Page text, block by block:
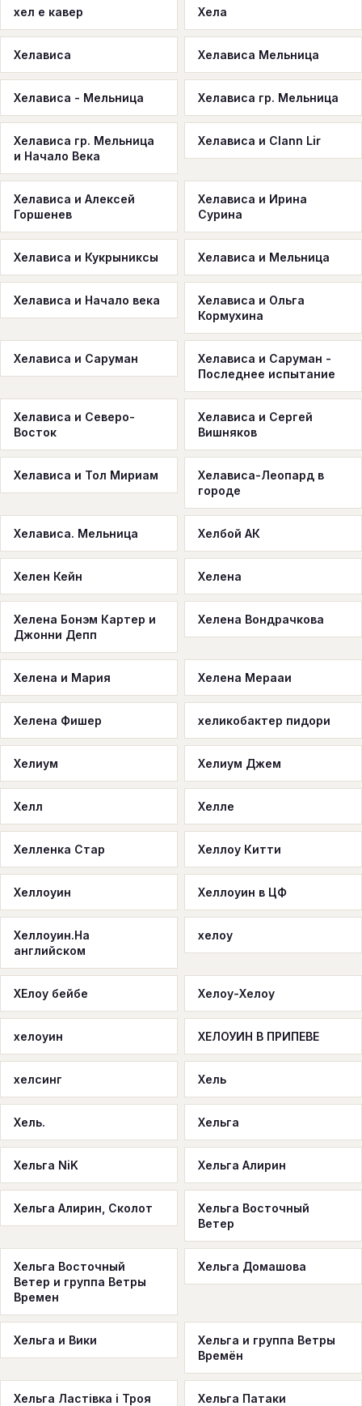
хел е кавер Хела
Хелависа Хелависа Мельница
Хелависа - Мельница Хелависа гр. Мельница
Хелависа гр. Мельница
и Начало Века
Хелависа и Clann Lir
Хелависа и Алексей
Горшенев
Хелависа и Ирина
Сурина
Хелависа и Кукрыниксы Хелависа и Мельница
Хелависа и Начало века
Хелависа и Ольга
Кормухина
Хелависа и Саруман
Хелависа и Саруман -
Последнее испытание
Хелависа и Северо-
Восток
Хелависа и Сергей
Вишняков
Хелависа и Тол Мириам
Хелависа-Леопард в
городе
Хелависа. Мельница Хелбой АК
Хелен Кейн Хелена
Хелена Бонэм Картер и
Джонни Депп
Хелена Вондрачкова
Хелена и Мария Хелена Мерааи
Хелена Фишер хеликобактер пидори
Хелиум Хелиум Джем
Хелл Хелле
Хелленка Стар Хеллоу Китти
Хеллоуин Хеллоуин в ЦФ
Хеллоуин.На
английском
хелоу
ХЕлоу бейбе Хелоу-Хелоу
хелоуин ХЕЛОУИН В ПРИПЕВЕ
хелсинг Хель
Хель. Хельга
Хельга NiK Хельга Алирин
Хельга Алирин, Сколот
Хельга Восточный
Ветер
Хельга Восточный
Ветер и группа Ветры
Времен
Хельга Домашова
Хельга и Вики
Хельга и группа Ветры
Времён
Хельга Ластівка і Троя Хельга Патаки